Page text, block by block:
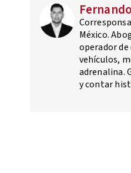
México.
operador
vehículos,
adrenalina.
y contar